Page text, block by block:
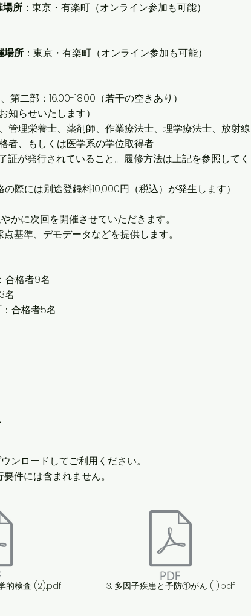
場所 ：東京・有楽町（オンライン参加も可能）
場所 ：東京・有楽町（オンライン参加も可能）
第二部：16:00-18:00（若干の空きあり）
知らせいたします）
管理栄養士、薬剤師、作業療法士、理学療法士、放射線
者、もしくは医学系の学位取得者
証が発行されていること​。履修方法は上記を参照してく
際には別途登録料10,000円（税込）が発生します）
かに次回を開催させていただきます。
基準、デモデータなどを提供します。
合格者9名
名
合格者5名
ンロードしてご利用ください。
件には含まれません。
的検査 (2).pdf 3. 多因子疾患と予防①がん (1).pdf